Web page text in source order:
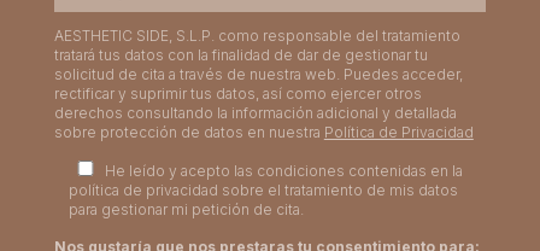
AESTHETIC SIDE, S.L.P. como responsable del tratamiento
tratará tus datos con la finalidad de dar de gestionar tu
solicitud de cita a través de nuestra web. Puedes acceder,
rectificar y suprimir tus datos, así como ejercer otros
derechos consultando la información adicional y detallada
sobre protección de datos en nuestra Política de Privacidad
He leído y acepto las condiciones contenidas en la
política de privacidad sobre el tratamiento de mis datos
para gestionar mi petición de cita.
Nos gustaría que nos prestaras tu consentimiento para: